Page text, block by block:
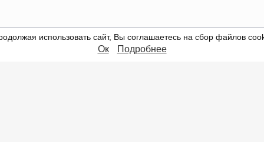
использовать сайт, Вы соглашаетесь на сбор файлов
Ок Подробнее